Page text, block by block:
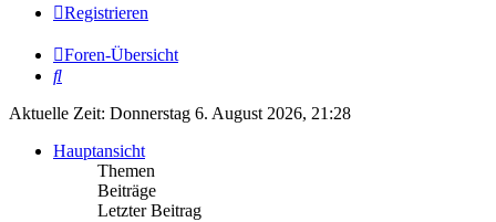
Registrieren
Foren-Übersicht
Suche
Aktuelle Zeit: Donnerstag 6. August 2026, 21:28
Hauptansicht
Themen
Beiträge
Letzter Beitrag